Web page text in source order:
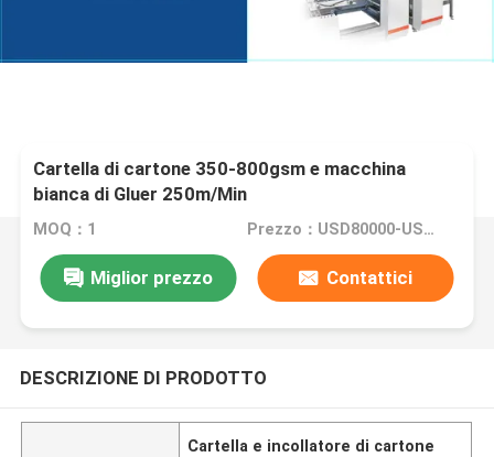
Cartella di cartone 350-800gsm e macchina
bianca di Gluer 250m/Min
MOQ：1 Prezzo：USD80000-USD150000
Miglior prezzo Contattici
DESCRIZIONE DI PRODOTTO
Cartella e incollatore di cartone